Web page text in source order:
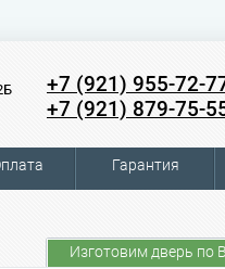
+7 (921) 955-72-
+7 (921) 879-75-
Гарантия
Изготовим дверь по